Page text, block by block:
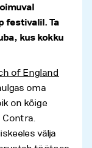
festivalil. Ta
kus kokku
of England
oma
on kõige
Contra.
välja